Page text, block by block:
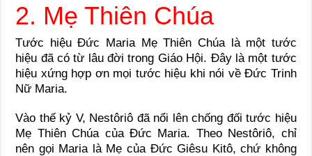
2. Mẹ Thiên Chúa
Tước hiệu Đức Maria Mẹ Thiên Chúa là một tước
hiệu đã có từ lâu đời trong Giáo Hội. Đây là một tước
hiệu xứng hợp ơn mọi tước hiệu khi nói về Đức Trinh
Nữ Maria.
Vào thế kỷ V, Nestôriô đã nổi lên chống đối tước hiệu
Mẹ Thiên Chúa của Đức Maria. Theo Nestôriô, chỉ
nên gọi Maria là Mẹ của Đức Giêsu Kitô, chứ không